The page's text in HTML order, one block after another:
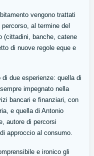
vengono trattati
al termine del
(cittadini, banche, catene
di nuove regole eque e
di due esperienze: quella di
impegnato nella
bancari e finanziari, con
e quella di Antonio
autore di percorsi
approccio al consumo.
e ironico gli